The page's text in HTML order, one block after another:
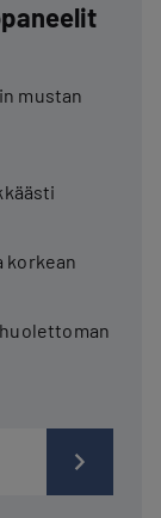
mustan
korkean